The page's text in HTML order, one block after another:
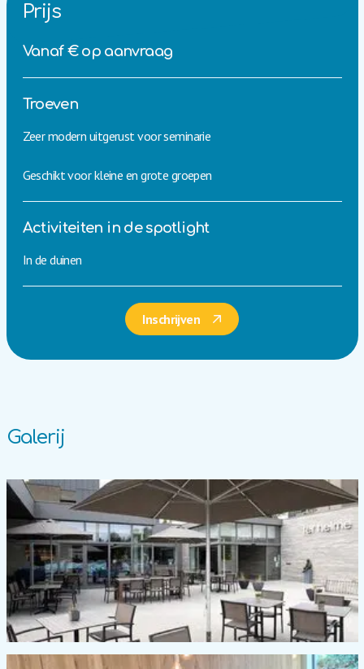
Prijs
Vanaf € op aanvraag
Troeven
Zeer modern uitgerust voor seminarie
Geschikt voor kleine en grote groepen
Activiteiten in de spotlight
In de duinen
Inschrijven
Galerij